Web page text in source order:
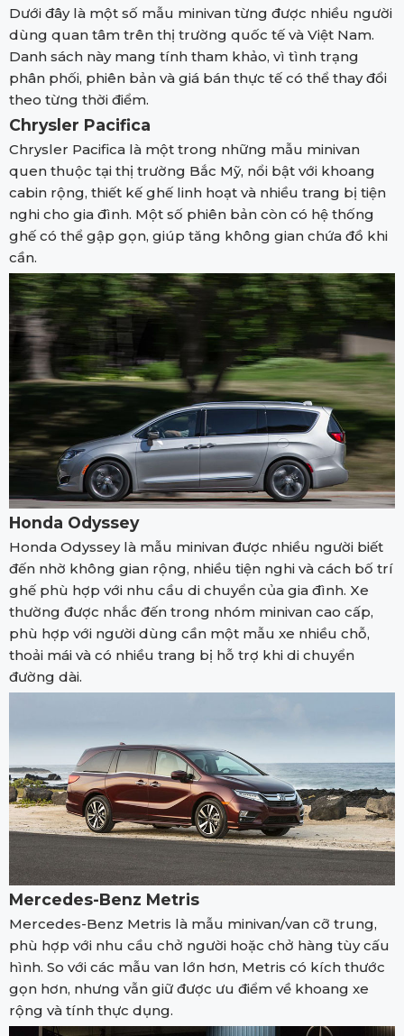
Dưới đây là một số mẫu minivan từng được nhiều người
dùng quan tâm trên thị trường quốc tế và Việt Nam.
Danh sách này mang tính tham khảo, vì tình trạng
phân phối, phiên bản và giá bán thực tế có thể thay đổi
theo từng thời điểm.
Chrysler Pacifica
Chrysler Pacifica là một trong những mẫu minivan
quen thuộc tại thị trường Bắc Mỹ, nổi bật với khoang
cabin rộng, thiết kế ghế linh hoạt và nhiều trang bị tiện
nghi cho gia đình. Một số phiên bản còn có hệ thống
ghế có thể gập gọn, giúp tăng không gian chứa đồ khi
cần.
Honda Odyssey
Honda Odyssey là mẫu minivan được nhiều người biết
đến nhờ không gian rộng, nhiều tiện nghi và cách bố trí
ghế phù hợp với nhu cầu di chuyển của gia đình. Xe
thường được nhắc đến trong nhóm minivan cao cấp,
phù hợp với người dùng cần một mẫu xe nhiều chỗ,
thoải mái và có nhiều trang bị hỗ trợ khi di chuyển
đường dài.
Mercedes-Benz Metris
Mercedes-Benz Metris là mẫu minivan/van cỡ trung,
phù hợp với nhu cầu chở người hoặc chở hàng tùy cấu
hình. So với các mẫu van lớn hơn, Metris có kích thước
gọn hơn, nhưng vẫn giữ được ưu điểm về khoang xe
rộng và tính thực dụng.